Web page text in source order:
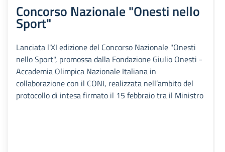
Concorso Nazionale "Onesti nello
Sport"
Lanciata l'XI edizione del Concorso Nazionale "Onesti
nello Sport", promossa dalla Fondazione Giulio Onesti -
Accademia Olimpica Nazionale Italiana in
collaborazione con il CONI, realizzata nell’ambito del
protocollo di intesa firmato il 15 febbraio tra il Ministro